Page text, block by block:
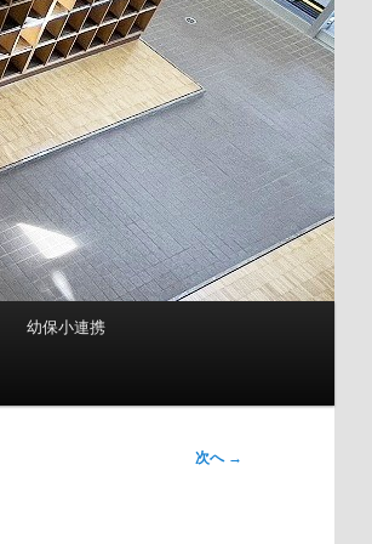
幼保小連携
次へ →